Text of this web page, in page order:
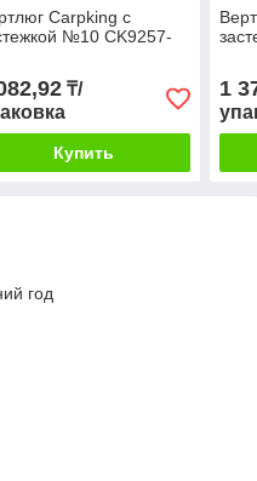
Carpking с
№10 CK9257-
₸/
Купить
1
год